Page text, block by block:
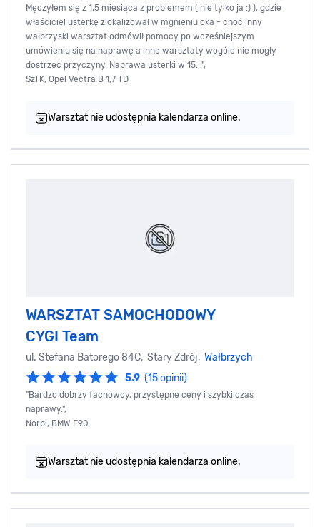
Męczyłem się z 1,5 miesiąca z problemem ( nie tylko ja :) ), gdzie
właściciel usterkę zlokalizował w mgnieniu oka - choć inny
wałbrzyski warsztat odmówił pomocy po wcześniejszym
umówieniu się na naprawę a inne warsztaty wogóle nie mogły
dostrzeć przyczyny. Naprawa usterki w 15...",
SzTK, Opel Vectra B 1,7 TD
Warsztat nie udostępnia kalendarza online.
WARSZTAT SAMOCHODOWY
CYGI Team
ul. Stefana Batorego 84C, Stary Zdrój, Wałbrzych
5.9 (15 opinii)
"Bardzo dobrzy fachowcy, przystępne ceny i szybki czas
naprawy.",
Norbi, BMW E90
Warsztat nie udostępnia kalendarza online.